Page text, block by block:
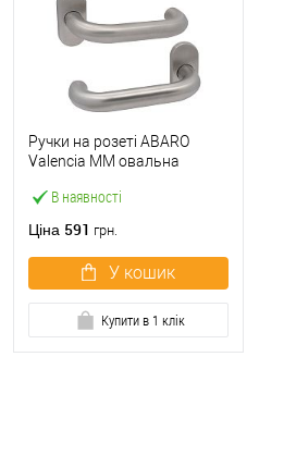
В наявності
Ручки на розеті ABARO
Valencia MM овальна
Ціна 591 грн.
У кошик
Купити в 1 клік